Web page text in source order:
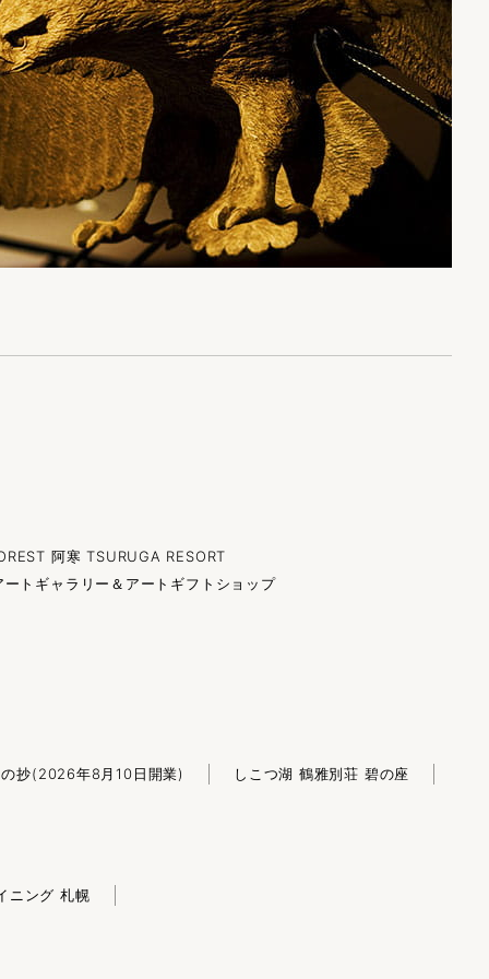
阿寒 TSURUGA RESORT
ートギャラリー＆アートギフトショップ
抄(2026年8月10日開業) しこつ湖 鶴雅別荘 碧の座
ニング 札幌